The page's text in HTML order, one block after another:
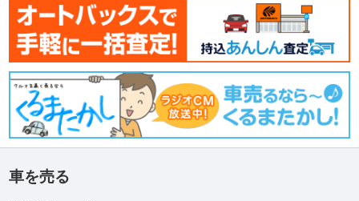
車を売る